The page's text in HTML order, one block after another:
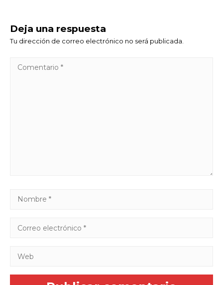
Deja una respuesta
Tu dirección de correo electrónico no será publicada.